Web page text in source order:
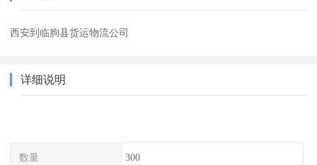
西安到临朐县货运物流公司
详细说明
数量 300